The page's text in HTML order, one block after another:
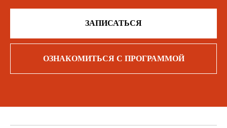
ЗАПИСАТЬСЯ
ОЗНАКОМИТЬСЯ С ПРОГРАММОЙ